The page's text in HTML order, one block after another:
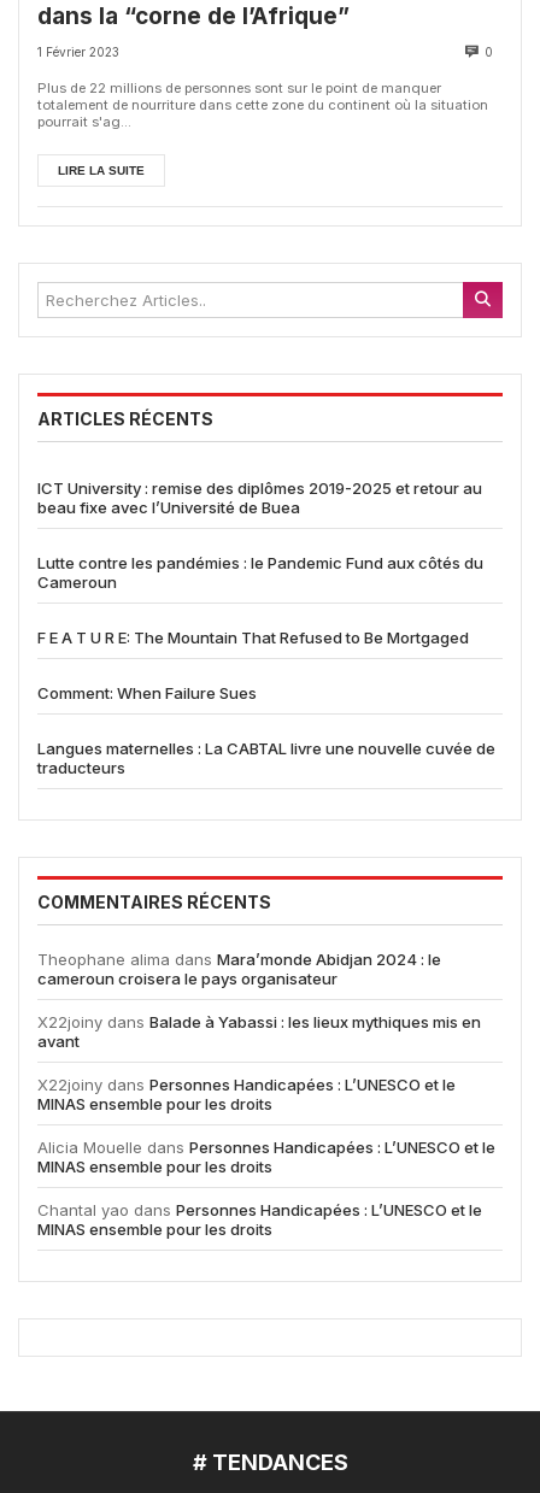
dans la “corne de l’Afrique”
1 Février 2023 0
Plus de 22 millions de personnes sont sur le point de manquer
totalement de nourriture dans cette zone du continent où la situation
pourrait s'ag...
LIRE LA SUITE
ARTICLES RÉCENTS
ICT University : remise des diplômes 2019-2025 et retour au
beau fixe avec l’Université de Buea
Lutte contre les pandémies : le Pandemic Fund aux côtés du
Cameroun
F E A T U R E: The Mountain That Refused to Be Mortgaged
Comment: When Failure Sues
Langues maternelles : La CABTAL livre une nouvelle cuvée de
traducteurs
COMMENTAIRES RÉCENTS
Theophane alima dans Mara’monde Abidjan 2024 : le
cameroun croisera le pays organisateur
X22joiny dans Balade à Yabassi : les lieux mythiques mis en
avant
X22joiny dans Personnes Handicapées : L’UNESCO et le
MINAS ensemble pour les droits
Alicia Mouelle dans Personnes Handicapées : L’UNESCO et le
MINAS ensemble pour les droits
Chantal yao dans Personnes Handicapées : L’UNESCO et le
MINAS ensemble pour les droits
# TENDANCES